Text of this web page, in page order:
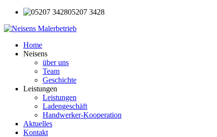
05207 3428
Home
Neisens
über uns
Team
Geschichte
Leistungen
Leistungen
Ladengeschäft
Handwerker-Kooperation
Aktuelles
Kontakt